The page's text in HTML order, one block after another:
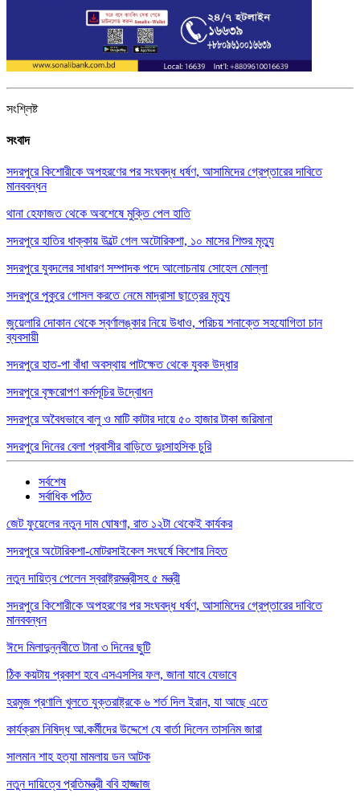
সংশ্লিষ্ট
সংবাদ
সদরপুরে কিশোরীকে অপহরণের পর সংঘবদ্ধ ধর্ষণ, আসামিদের গ্রেপ্তারের দাবিতে
মানববন্ধন
থানা হেফাজত থেকে অবশেষে মুক্তি পেল হাতি
সদরপুরে হাতির ধাক্কায় উল্টে গেল অটোরিকশা, ১০ মাসের শিশুর মৃত্যু
সদরপুরে যুবদলের সাধারণ সম্পাদক পদে আলোচনায় সোহেল মোল্লা
সদরপুরে পুকুরে গোসল করতে নেমে মাদ্রাসা ছাত্রের মৃত্যু
জুয়েলারি দোকান থেকে স্বর্ণালঙ্কার নিয়ে উধাও, পরিচয় শনাক্তে সহযোগিতা চান
ব্যবসায়ী
সদরপুরে হাত-পা বাঁধা অবস্থায় পাটক্ষেত থেকে যুবক উদ্ধার
সদরপুরে বৃক্ষরোপণ কর্মসূচির উদ্বোধন
সদরপুরে অবৈধভাবে বালু ও মাটি কাটার দায়ে ৫০ হাজার টাকা জরিমানা
সদরপুরে দিনের বেলা প্রবাসীর বাড়িতে দুঃসাহসিক চুরি
সর্বশেষ
সর্বাধিক পঠিত
জেট ফুয়েলের নতুন দাম ঘোষণা, রাত ১২টা থেকেই কার্যকর
সদরপুরে অটোরিকশা-মোটরসাইকেল সংঘর্ষে কিশোর নিহত
নতুন দায়িত্ব পেলেন স্বরাষ্ট্রমন্ত্রীসহ ৫ মন্ত্রী
সদরপুরে কিশোরীকে অপহরণের পর সংঘবদ্ধ ধর্ষণ, আসামিদের গ্রেপ্তারের দাবিতে
মানববন্ধন
ঈদে মিলাদুন্নবীতে টানা ৩ দিনের ছুটি
ঠিক কয়টায় প্রকাশ হবে এসএসসির ফল, জানা যাবে যেভাবে
হরমুজ প্রণালি খুলতে যুক্তরাষ্ট্রকে ৬ শর্ত দিল ইরান, যা আছে এতে
কার্যক্রম নিষিদ্ধ আ.কর্মীদের উদ্দেশে যে বার্তা দিলেন তাসনিম জারা
সালমান শাহ হত্যা মামলায় ডন আটক
নতুন দায়িত্বে প্রতিমন্ত্রী ববি হাজ্জাজ